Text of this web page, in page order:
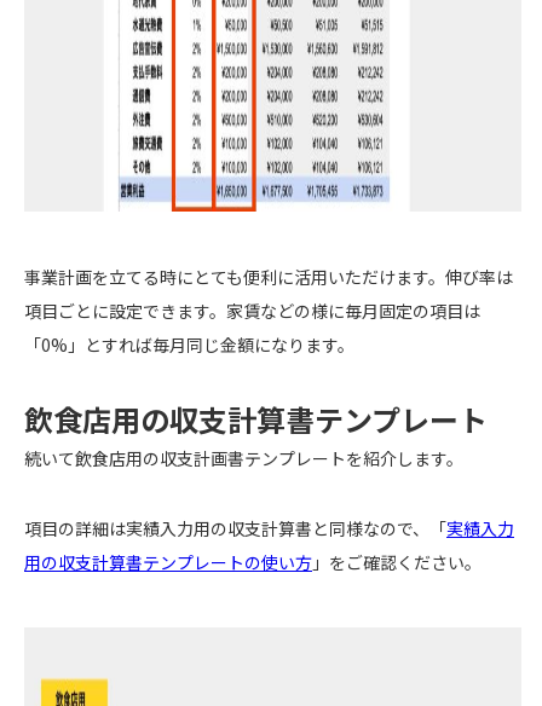
事業計画を立てる時にとても便利に活用いただけます。伸び率は
項目ごとに設定できます。家賃などの様に毎月固定の項目は
「0%」とすれば毎月同じ金額になります。
飲食店用の収支計算書テンプレート
続いて飲食店用の収支計画書テンプレートを紹介します。
項目の詳細は実績入力用の収支計算書と同様なので、「実績入力
用の収支計算書テンプレートの使い方 」をご確認ください。